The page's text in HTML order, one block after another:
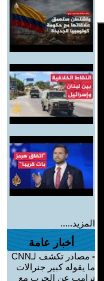
المزيد.....
أخبار عامة
-
مصادر تكشف لـCNN
ما يقوله كبير جنرالات
ترامب عن الحرب مع